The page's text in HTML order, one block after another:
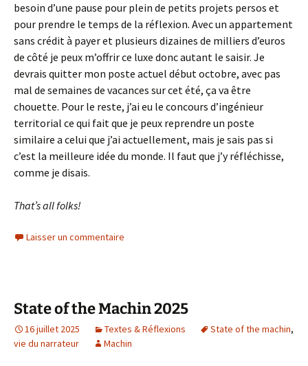
besoin d’une pause pour plein de petits projets persos et
pour prendre le temps de la réflexion. Avec un appartement
sans crédit à payer et plusieurs dizaines de milliers d’euros
de côté je peux m’offrir ce luxe donc autant le saisir. Je
devrais quitter mon poste actuel début octobre, avec pas
mal de semaines de vacances sur cet été, ça va être
chouette. Pour le reste, j’ai eu le concours d’ingénieur
territorial ce qui fait que je peux reprendre un poste
similaire a celui que j’ai actuellement, mais je sais pas si
c’est la meilleure idée du monde. Il faut que j’y réfléchisse,
comme je disais.
That’s all folks!
Laisser un commentaire
State of the Machin 2025
16 juillet 2025 Textes & Réflexions State of the machin,
vie du narrateur
Machin